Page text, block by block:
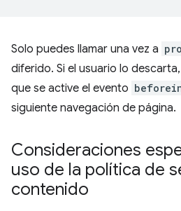
Solo puedes llamar una vez a
diferido. Si el usuario lo
que se active el evento
siguiente navegación de página.
Consideraciones
uso de la política de
contenido